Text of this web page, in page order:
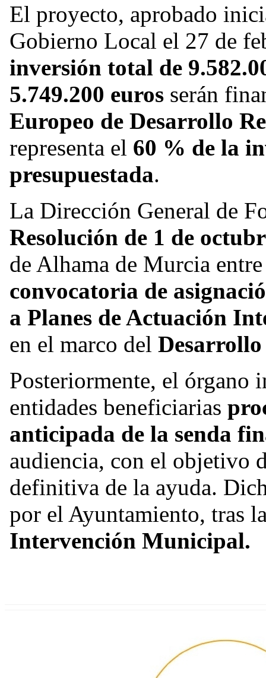
El proyecto, aprobado
Gobierno Local el 27 de
inversión total de
5.749.200 euros serán
Europeo de Desarrollo
representa el 60 % de la
presupuestada.
La Dirección General de
Resolución de 1 de
de Alhama de Murcia
convocatoria de
a Planes de Actuación
en el marco del
Posteriormente, el órgano
entidades beneficiarias
anticipada de la senda
audiencia, con el objetivo
definitiva de la ayuda.
por el Ayuntamiento, tras
Intervención Municipal.